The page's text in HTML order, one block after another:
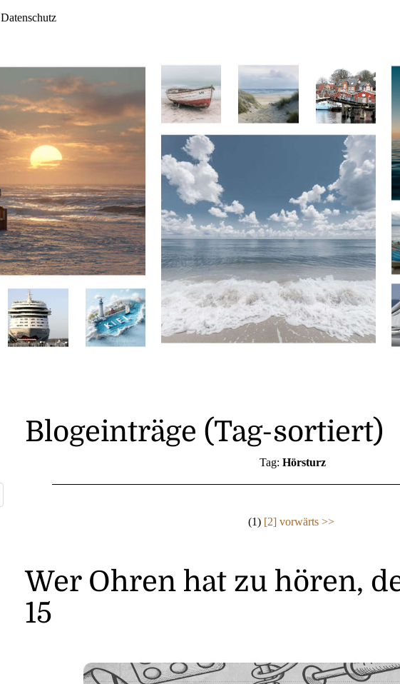
Datenschutz
Blogeinträge (Tag-sortiert)
Tag: Hörsturz
(1) [2] vorwärts >>
Wer Ohren hat zu hören,
15